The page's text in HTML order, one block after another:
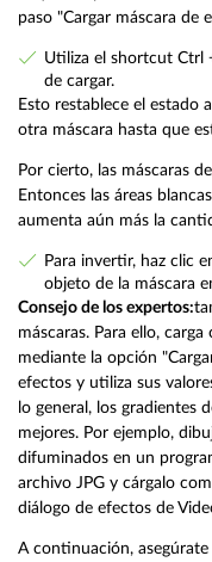
paso "Cargar máscara de
Utiliza el shortcut Ctrl
de cargar.
Esto restablece el estado
otra máscara hasta que
Por cierto, las máscaras
Entonces las áreas
aumenta aún más la
Para invertir, haz clic
objeto de la máscara
Consejo de los expertos:
máscaras. Para ello,
mediante la opción
efectos y utiliza sus
lo general, los gradientes
mejores. Por ejemplo,
difuminados en un
archivo JPG y cárgalo
diálogo de efectos de
A continuación,